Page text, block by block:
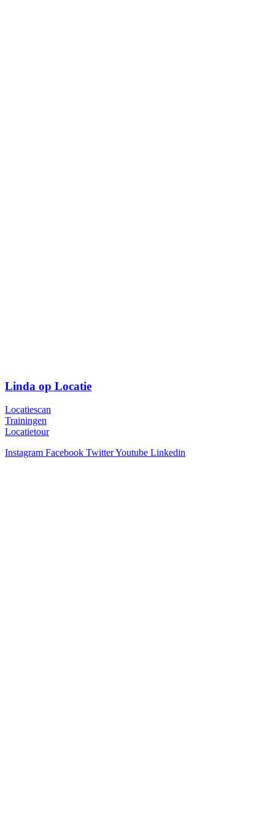
Linda op Locatie
Locatiescan
Trainingen
Locatietour
Instagram Facebook TwitterYoutube Linkedin